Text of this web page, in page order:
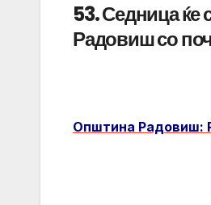
53. Седница ќе
Радовиш со
Општина Радовиш: